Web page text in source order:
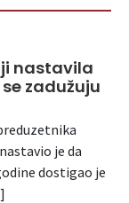
nastavila
zadužuju
je da
dostigao je